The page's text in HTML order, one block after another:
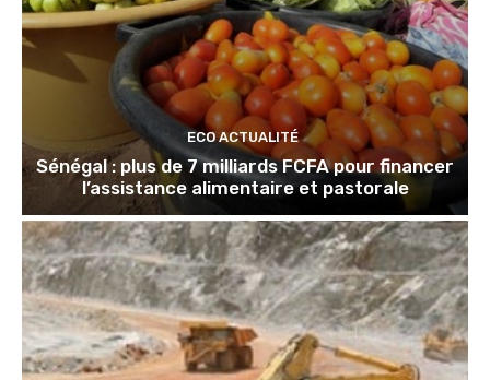
ECO ACTUALITÉ
Sénégal : plus de 7 milliards FCFA pour financer
l’assistance alimentaire et pastorale